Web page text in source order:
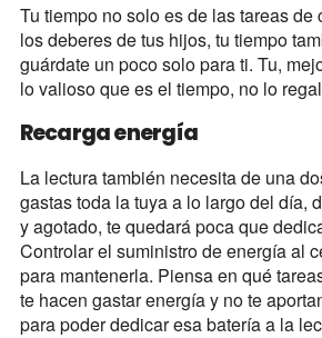
Tu tiempo no solo es de las tareas de
los deberes de tus hijos, tu tiempo
guárdate un poco solo para ti. Tu,
lo valioso que es el tiempo, no lo
Recarga energía
La lectura también necesita de una
gastas toda la tuya a lo largo del día,
y agotado, te quedará poca que
Controlar el suministro de energía al
para mantenerla. Piensa en qué
te hacen gastar energía y no te
para poder dedicar esa batería a la